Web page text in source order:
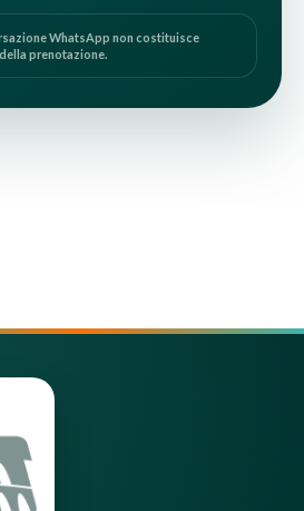
WhatsApp non costituisce
prenotazione.